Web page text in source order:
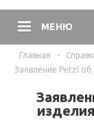
МЕНЮ
Главная -
Заявление Petzl об